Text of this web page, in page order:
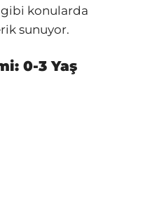
konularda
sunuyor.
0-3 Yaş